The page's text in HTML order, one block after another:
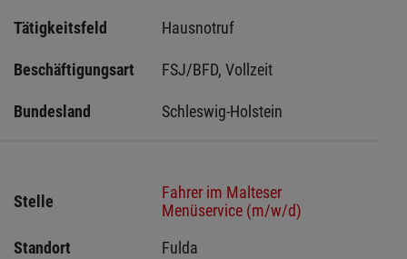
Tätigkeitsfeld Hausnotruf
Beschäftigungsart FSJ/BFD, Vollzeit
Bundesland Schleswig-Holstein
Stelle
Fahrer im Malteser
Menüservice (m/w/d)
Standort
Fulda